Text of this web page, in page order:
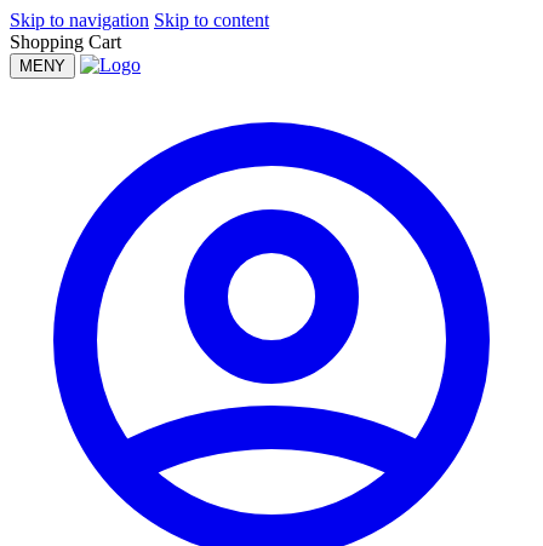
Skip to navigation Skip to content
Shopping Cart
MENY